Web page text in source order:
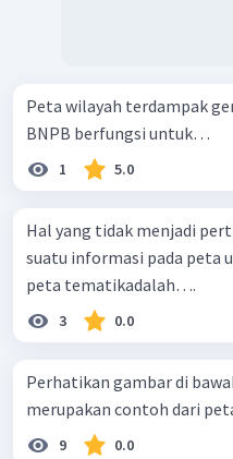
Peta wilayah terdampak
BNPB berfungsi untuk…
1 5.0
Hal yang tidak menjadi
suatu informasi pada peta
peta tematikadalah….
3 0.0
Perhatikan gambar di bawah ini! Gambar
merupakan contoh dari
9 0.0